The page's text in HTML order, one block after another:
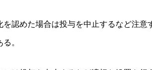
めた場合は投与を中止するなど注意
。